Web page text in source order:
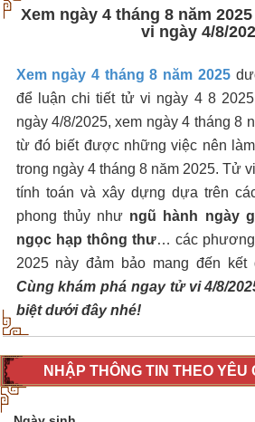
Xem ngày 4 tháng 8 năm
vi ngày 4/8/
Xem ngày 4 tháng 8 năm 2025
để luận chi tiết tử vi ngày 4 8
ngày 4/8/2025, xem ngày 4 tháng 8
từ đó biết được những việc nên
trong ngày 4 tháng 8 năm 2025. Tử
tính toán và xây dựng dựa trên
phong thủy như ngũ hành ngày
ngọc hạp thông thư… các phương
2025 này đảm bảo mang đến kết
Cùng khám phá ngay tử vi 4/8/
biệt dưới đây nhé!
NHẬP THÔNG TIN THEO